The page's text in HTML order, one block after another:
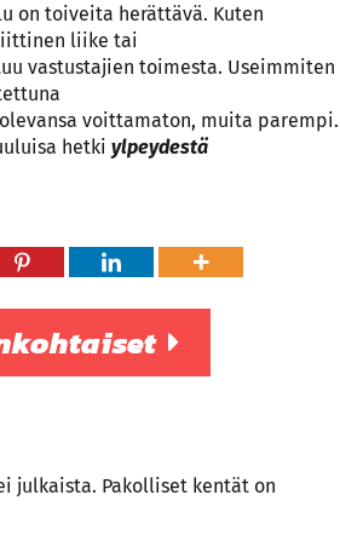
on toiveita herättävä. Kuten
liike tai
vastustajien toimesta. Useimmiten
voittamaton, muita parempi.
hetki ylpeydestä
julkaista. Pakolliset kentät on